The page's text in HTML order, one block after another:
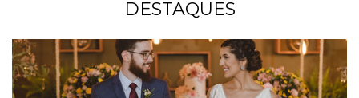
DESTAQUES